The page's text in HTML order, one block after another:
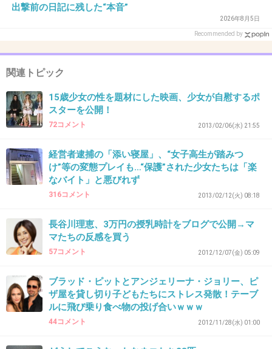
元モー娘。の石黒彩ってLUNA SEAの真矢が超
好きで結婚したくて芸能界入ったらしいね。ア
イドル入ったのにバンギャだから鼻にピアス空
いてたし。それで真矢と本当に結婚してるんか
らすごいわ。
出典：www.officiallyjd.com
34. 匿名2013/01/27(日) 12:02:11
>33
そうらしいね！テレビで前聴いたことあるけ
ど、すごいよね。そこまでしてアイドルやるな
んて。
出撃前の日記に残した“本音”
2026年8月5日
Recommended by
関連トピック
15歳少女の性を題材にした映画、少女が自慰するポ
スターを公開！
72コメント 2013/02/06(水) 21:55
経営者逮捕の「添い寝屋」、“女子高生が踏みつ
け”等の変態プレイも…“保護”された少女たちは「楽
なバイト」と悪びれず
316コメント 2013/02/12(火) 08:18
長谷川理恵、3万円の授乳時計をブログで公開→マ
マたちの反感を買う
57コメント 2012/12/07(金) 05:09
ブラッド・ピットとアンジェリーナ・ジョリー、ピ
ザ屋を貸し切り子どもたちにストレス発散！テーブ
ルに飛び乗り食べ物の投げ合いｗｗｗ
44コメント 2012/11/28(水) 01:00